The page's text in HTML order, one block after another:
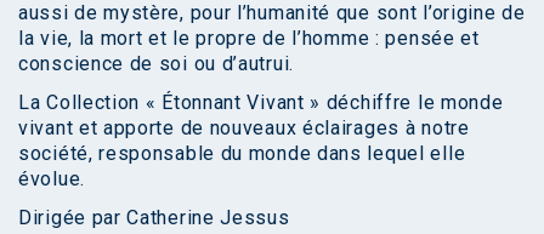
aussi de mystère, pour l’humanité que sont l’origine de
la vie, la mort et le propre de l’homme : pensée et
conscience de soi ou d’autrui.
La Collection « Étonnant Vivant » déchiffre le monde
vivant et apporte de nouveaux éclairages à notre
société, responsable du monde dans lequel elle
évolue.
Dirigée par Catherine Jessus